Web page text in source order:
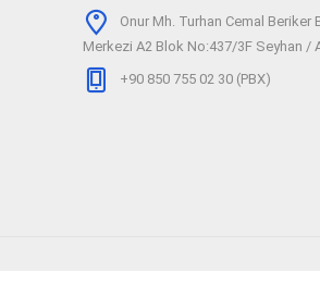
Onur Mh. Turhan Cemal Beriker
Merkezi A2 Blok No:437/3F Seyhan /
+90 850 755 02 30 (PBX)